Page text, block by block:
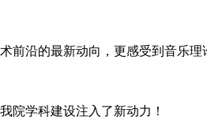
术前沿的最新动向，更感受到音乐
我院学科建设注入了新动力 ！